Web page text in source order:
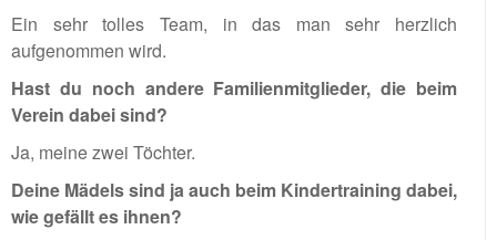
Ein sehr tolles Team, in das man sehr herzlich
aufgenommen wird.
Hast du noch andere Familienmitglieder, die beim
Verein dabei sind?
Ja, meine zwei Töchter.
Deine Mädels sind ja auch beim Kindertraining dabei,
wie gefällt es ihnen?